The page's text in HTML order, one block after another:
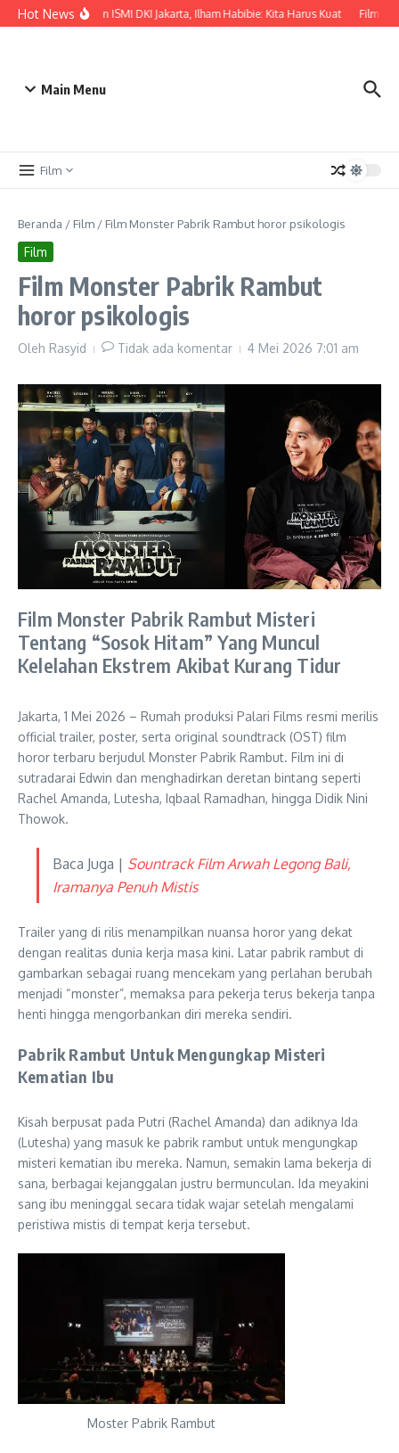
Lewati ke konten
Hot NewsPelantikan ISMI DKI Jakarta, Ilham Habibie: Kita Harus Kuat Film
Main Menu
Film
Beranda / Film / Film Monster Pabrik Rambut horor psikologis
Film
Film Monster Pabrik Rambut
horor psikologis
Oleh Rasyid Tidak ada komentar 4 Mei 2026 7:01 am
Film Monster Pabrik Rambut Misteri
Tentang “Sosok Hitam” Yang Muncul
Kelelahan Ekstrem Akibat Kurang Tidur
Jakarta, 1 Mei 2026 – Rumah produksi Palari Films resmi merilis
official trailer, poster, serta original soundtrack (OST) film
horor terbaru berjudul Monster Pabrik Rambut. Film ini di
sutradarai Edwin dan menghadirkan deretan bintang seperti
Rachel Amanda, Lutesha, Iqbaal Ramadhan, hingga Didik Nini
Thowok.
Baca Juga | Sountrack Film Arwah Legong Bali,
Iramanya Penuh Mistis
Trailer yang di rilis menampilkan nuansa horor yang dekat
dengan realitas dunia kerja masa kini. Latar pabrik rambut di
gambarkan sebagai ruang mencekam yang perlahan berubah
menjadi “monster”, memaksa para pekerja terus bekerja tanpa
henti hingga mengorbankan diri mereka sendiri.
Pabrik Rambut Untuk Mengungkap Misteri
Kematian Ibu
Kisah berpusat pada Putri (Rachel Amanda) dan adiknya Ida
(Lutesha) yang masuk ke pabrik rambut untuk mengungkap
misteri kematian ibu mereka. Namun, semakin lama bekerja di
sana, berbagai kejanggalan justru bermunculan. Ida meyakini
sang ibu meninggal secara tidak wajar setelah mengalami
peristiwa mistis di tempat kerja tersebut.
Moster Pabrik Rambut